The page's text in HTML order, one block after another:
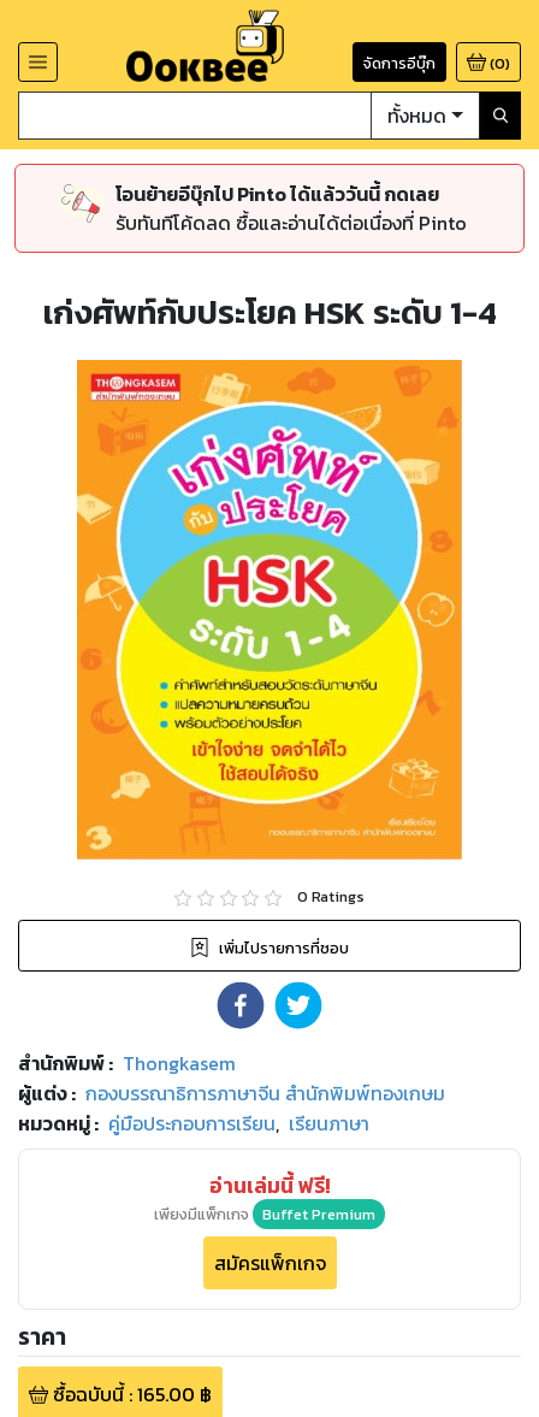
จัดการอีบุ๊ก (0)
ทั้งหมด
โอนย้ายอีบุ๊กไป Pinto ได้แล้ววันนี้ กดเลย
รับทันทีโค้ดลด ซื้อและอ่านได้ต่อเนื่องที่ Pinto
เก่งศัพท์กับประโยค HSK ระดับ 1-4
0 Ratings
เพิ่มไปรายการที่ชอบ
สำนักพิมพ์: Thongkasem
ผู้แต่ง : กองบรรณาธิการภาษาจีน สำนักพิมพ์ทองเกษม
หมวดหมู่: คู่มือประกอบการเรียน, เรียนภาษา
อ่านเล่มนี้ ฟรี!
เพียงมีแพ็กเกจ Buffet Premium
สมัครแพ็กเกจ
ราคา
ซื้อฉบับนี้:165.00 ฿